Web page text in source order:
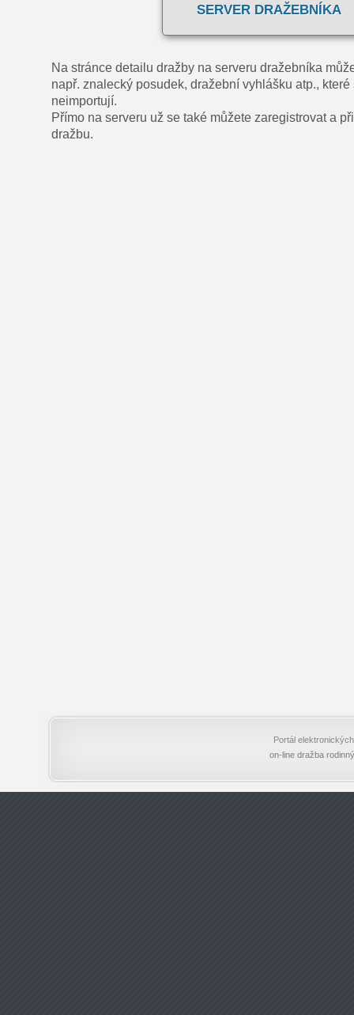
SERVER DRAŽEBNÍKA
Na stránce detailu dražby na serveru dražebníka
např. znalecký posudek, dražební vyhlášku atp.,
neimportují.
Přímo na serveru už se také můžete zaregistrovat a
dražbu.
Portál
on-line dražba